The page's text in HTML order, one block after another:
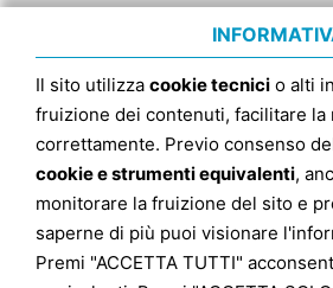
Il sito utilizza cookie tecnici o alti
fruizione dei contenuti, facilitare la
correttamente. Previo consenso
cookie e strumenti equivalenti,
monitorare la fruizione del sito e
saperne di più puoi visionare
Premi "ACCETTA TUTTI"